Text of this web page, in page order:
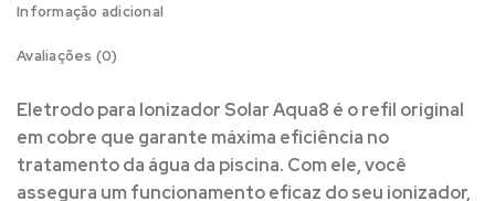
Informação adicional
Avaliações (0)
Eletrodo para Ionizador Solar Aqua8 é o refil original
em cobre que garante máxima eficiência no
tratamento da água da piscina. Com ele, você
assegura um funcionamento eficaz do seu ionizador,